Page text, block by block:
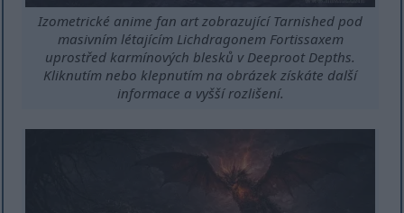
Izometrické anime fan art zobrazující Tarnished pod
masivním létajícím Lichdragonem Fortissaxem
uprostřed karmínových blesků v Deeproot Depths.
Kliknutím nebo klepnutím na obrázek získáte další
informace a vyšší rozlišení.